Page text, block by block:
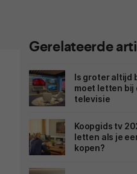
Gerelateerde
Is groter altijd
moet letten
televisie
Koopgids tv
letten als je
kopen?